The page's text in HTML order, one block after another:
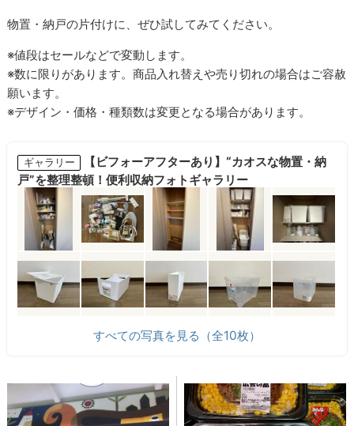
物置・納戸の片付けに、ぜひ試してみてください。
※値段はセールなどで変動します。
※数に限りがあります。商品入れ替えや売り切れの場合はご容赦
願います。
※デザイン・価格・種類数は変更となる場合があります。
ギャラリー
【ビフォーアフターあり】“カオスな物置・納
戸”を整理整頓！便利収納フォトギャラリー
すべての写真を見る（全10枚）